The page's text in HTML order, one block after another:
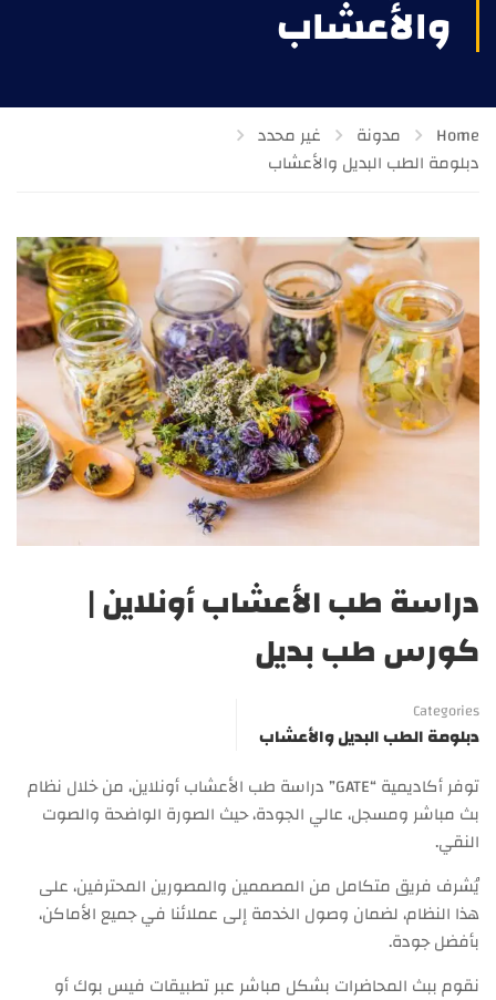
والأعشاب
Home مدونة
غير محدد
دبلومة الطب البديل والأعشاب
دراسة طب الأعشاب أونلاين |
كورس طب بديل
Categories
دبلومة الطب البديل والأعشاب
توفر أكاديمية “GATE” دراسة طب الأعشاب أونلاين، من خلال نظام
بث مباشر ومسجل، عالي الجودة، حيث الصورة الواضحة والصوت
النقي.
يُشرف فريق متكامل من المصممين والمصورين المحترفين، على
هذا النظام، لضمان وصول الخدمة إلى عملائنا في جميع الأماكن،
بأفضل جودة.
نقوم ببث المحاضرات بشكل مباشر عبر تطبيقات فيس بوك أو